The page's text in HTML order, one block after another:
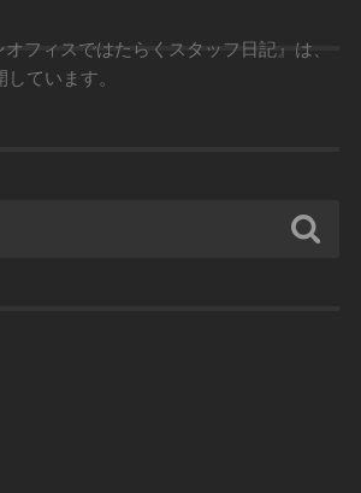
フィスではたらくスタッフ日記』は、
しています。